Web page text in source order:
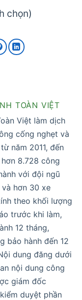
chọn)
TOÀN VIỆT
Việt làm dịch
cống nghẹt và
năm 2011, đến
8.728 công
với đội ngũ
hơn 30 xe
theo khối lượng
trước khi làm,
12 tháng,
bảo hành đến 12
dung đăng dưới
nội dung công
giám đốc
duyệt phần